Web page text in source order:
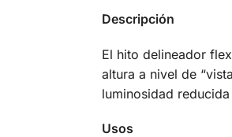
Descripción
El hito delineador
altura a nivel de
luminosidad
Usos